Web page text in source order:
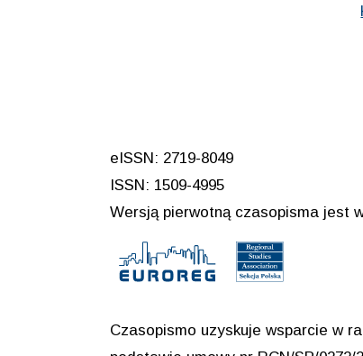
eISSN: 2719-8049
ISSN: 1509-4995
Wersją pierwotną czasopisma jest
Czasopismo uzyskuje wsparcie w